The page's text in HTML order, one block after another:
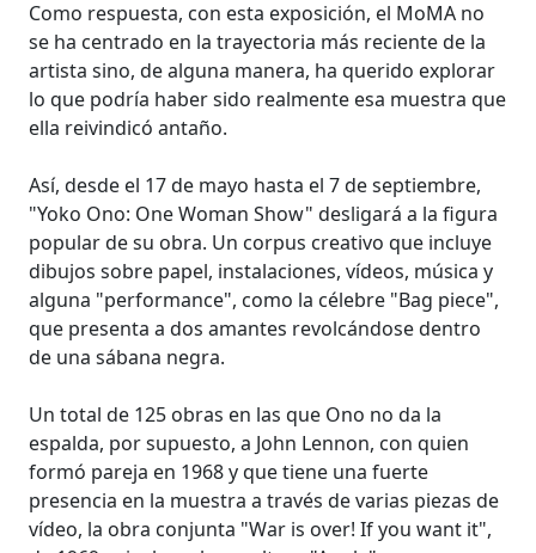
Como respuesta, con esta exposición, el MoMA no
se ha centrado en la trayectoria más reciente de la
artista sino, de alguna manera, ha querido explorar
lo que podría haber sido realmente esa muestra que
ella reivindicó antaño.
Así, desde el 17 de mayo hasta el 7 de septiembre,
"Yoko Ono: One Woman Show" desligará a la figura
popular de su obra. Un corpus creativo que incluye
dibujos sobre papel, instalaciones, vídeos, música y
alguna "performance", como la célebre "Bag piece",
que presenta a dos amantes revolcándose dentro
de una sábana negra.
Un total de 125 obras en las que Ono no da la
espalda, por supuesto, a John Lennon, con quien
formó pareja en 1968 y que tiene una fuerte
presencia en la muestra a través de varias piezas de
vídeo, la obra conjunta "War is over! If you want it",